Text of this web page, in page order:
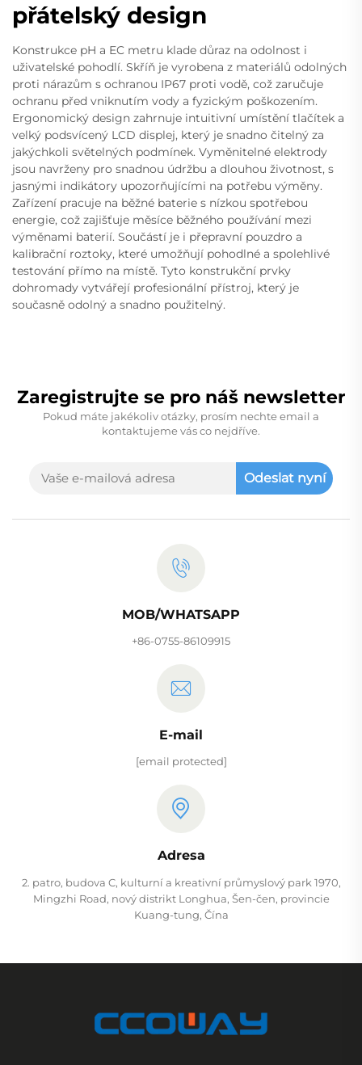
přátelský design
Konstrukce pH a EC metru klade důraz na odolnost i
uživatelské pohodlí. Skříň je vyrobena z materiálů odolných
proti nárazům s ochranou IP67 proti vodě, což zaručuje
ochranu před vniknutím vody a fyzickým poškozením.
Ergonomický design zahrnuje intuitivní umístění tlačítek a
velký podsvícený LCD displej, který je snadno čitelný za
jakýchkoli světelných podmínek. Vyměnitelné elektrody
jsou navrženy pro snadnou údržbu a dlouhou životnost, s
jasnými indikátory upozorňujícími na potřebu výměny.
Zařízení pracuje na běžné baterie s nízkou spotřebou
energie, což zajišťuje měsíce běžného používání mezi
výměnami baterií. Součástí je i přepravní pouzdro a
kalibrační roztoky, které umožňují pohodlné a spolehlivé
testování přímo na místě. Tyto konstrukční prvky
dohromady vytvářejí profesionální přístroj, který je
současně odolný a snadno použitelný.
Zaregistrujte se pro náš newsletter
Pokud máte jakékoliv otázky, prosím nechte email a
kontaktujeme vás co nejdříve.
Odeslat nyní
MOB/WHATSAPP
+86-0755-86109915
E-mail
[email protected]
Adresa
2. patro, budova C, kulturní a kreativní průmyslový park 1970,
Mingzhi Road, nový distrikt Longhua, Šen-čen, provincie
Kuang-tung, Čína